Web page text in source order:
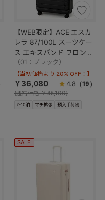
【WEB限定】ACE エスカ
レラ 87/100L スーツケー
ス エキスパンド フロント
オープン 05653
（01：ブラック）
7-10泊 マチ拡張 預入手荷物
【当初価格より 20% OFF！】
￥36,080
(通常価格￥45,100)
4.8 （19）
SALE